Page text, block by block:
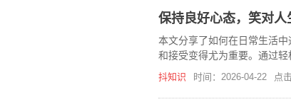
保持良好心态，笑对人
本文分享了如何在日常生活
和接受变得尤为重要。通过
抖知识 时间：2026-04-22 点